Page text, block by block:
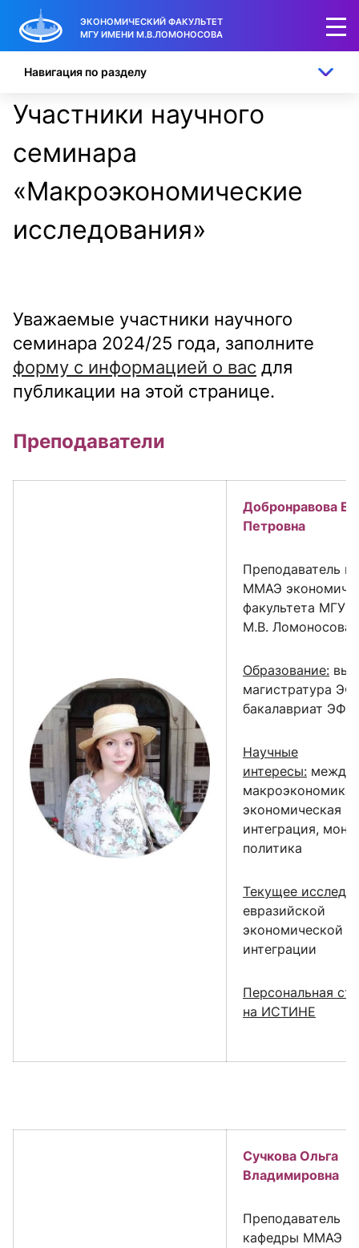
ЭКОНОМИЧЕСКИЙ ФАКУЛЬТЕТ
МГУ ИМЕНИ М.В.ЛОМОНОСОВА
Участники научного
семинара
«Макроэкономические
исследования»
Навигация по разделу
Уважаемые участники научного
семинара 2024/25 года, заполните
форму с информацией о вас для
публикации на этой странице.
Преподаватели
Добронравова
Петровна
Преподаватель
ММАЭ
факультета МГУ
М.В. Ломоносова
Образование:
магистратура
бакалавриат ЭФ
Научные
интересы:
макроэкономика,
экономическая
интеграция,
политика
Текущее
евразийской
экономической
интеграции
Персональная
на ИСТИНЕ
Сучкова Ольга
Владимировна
Преподаватель
кафедры ММАЭ